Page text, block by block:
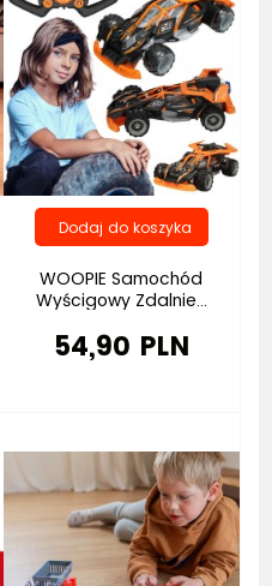
WOOPIE Samochód
Wyścigowy Zdalnie...
54,90 PLN